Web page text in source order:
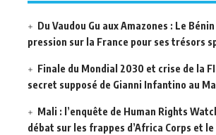
Du Vaudou Gu aux Amazones : Le
pression sur la France pour ses trésors
Finale du Mondial 2030 et crise de la
secret supposé de Gianni Infantino au
Mali : l’enquête de Human Rights
débat sur les frappes d’Africa Corps et